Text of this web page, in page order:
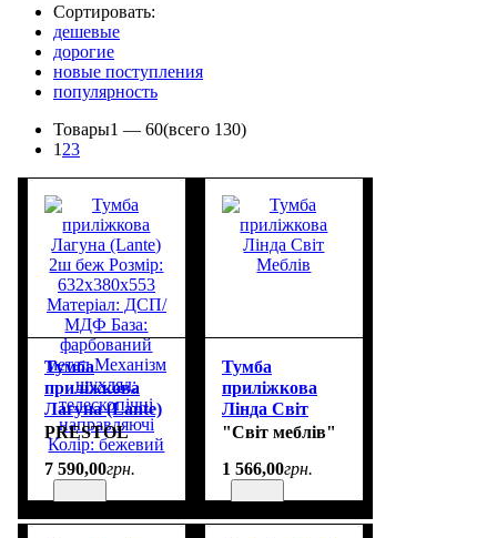
Сортировать:
дешевые
дорогие
новые поступления
популярность
Товары1 — 60(всего 130)
1 23
Тумба
приліжкова
Лагуна (Lante)
2ш беж Розмір:
632x380x553
Матеріал:
PRESTOL
7 590,00грн.
Тумба
приліжкова
Лінда Світ
Меблів
"Світ меблів"
1 566,00грн.